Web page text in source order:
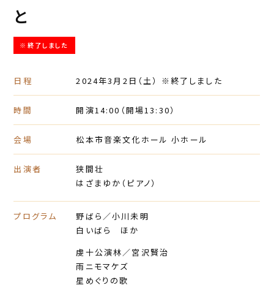
と
※終了しました
日程 2024年3月2日 （土） ※終了しました
時間 開演14:00 （開場13:30）
会場 松本市音楽文化ホール 小ホール
出演者
狭間壮
はざまゆか（ピアノ）
プログラム
野ばら／小川未明
白いばら ほか
虔十公演林／宮沢賢治
雨ニモマケズ
星めぐりの歌